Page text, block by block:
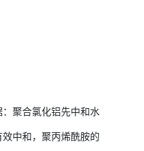
聚合氯化铝先中和水
中和， 聚丙烯酰胺的